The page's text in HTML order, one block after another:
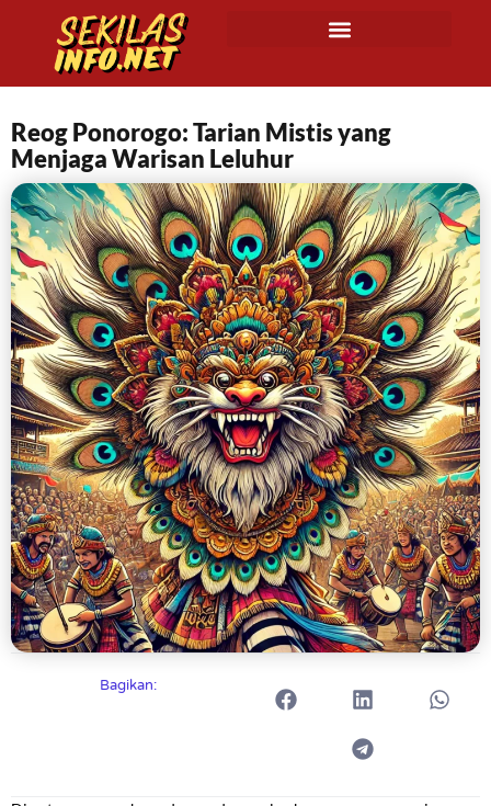
Reog Ponorogo: Tarian Mistis yang
Menjaga Warisan Leluhur
Bagikan: